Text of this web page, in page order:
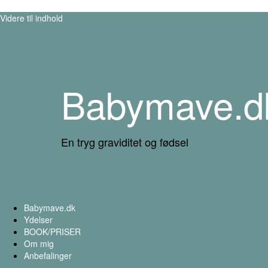
Videre til indhold
En tryg graviditet og fødsel
Babymave.dk
Ydelser
BOOK/PRISER
Om mig
Anbefalinger